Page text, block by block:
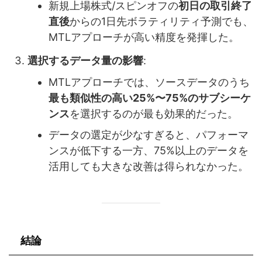
新規上場株式/スピンオフの初日の取引終了
直後からの1日先ボラティリティ予測でも、
MTLアプローチが高い精度を発揮した。
選択するデータ量の影響:
MTLアプローチでは、ソースデータのうち
最も類似性の高い25%〜75%のサブシーケ
ンスを選択するのが最も効果的だった。
データの選定が少なすぎると、パフォーマ
ンスが低下する一方、75%以上のデータを
活用しても大きな改善は得られなかった。
結論